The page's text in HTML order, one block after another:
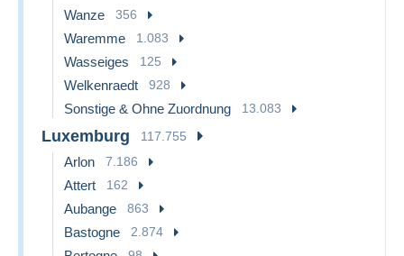
Wanze 356
Waremme 1.083
Wasseiges 125
Welkenraedt 928
Sonstige & Ohne Zuordnung 13.083
Luxemburg 117.755
Arlon 7.186
Attert 162
Aubange 863
Bastogne 2.874